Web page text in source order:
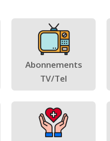
Abonnements
TV/Tel